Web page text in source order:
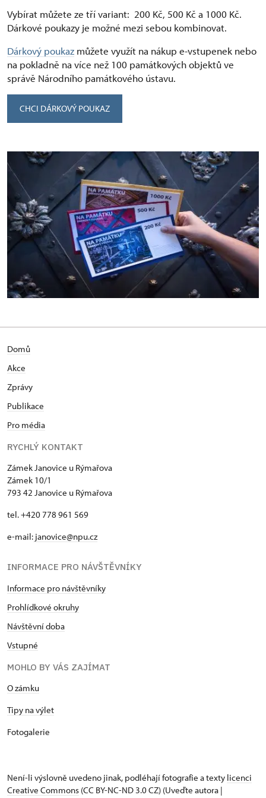
Vybírat můžete ze tří variant: ⁠ 200 Kč, 500 Kč a 1000 Kč.
Dárkové poukazy je možné mezi sebou kombinovat.
Dárkový poukaz můžete využít na nákup e-vstupenek nebo
na pokladně na více než 100 památkových objektů ve
správě Národního památkového ústavu.
CHCI DÁRKOVÝ POUKAZ
Domů
Akce
Zprávy
Publikace
Pro média
RYCHLÝ KONTAKT
Zámek Janovice u Rýmařova
Zámek 10/1
793 42 Janovice u Rýmařova
tel. +420 778 961 569
e-mail: janovice@npu.cz
INFORMACE PRO NÁVŠTĚVNÍKY
Informace pro návštěvníky
Prohlídkové okruhy
Návštěvní doba
Vstupné
MOHLO BY VÁS ZAJÍMAT
O zámku
Tipy na výlet
Fotogalerie
Není-li výslovně uvedeno jinak, podléhají fotografie a texty licenci
Creative Commons (CC BY-NC-ND 3.0 CZ) (Uveďte autora |